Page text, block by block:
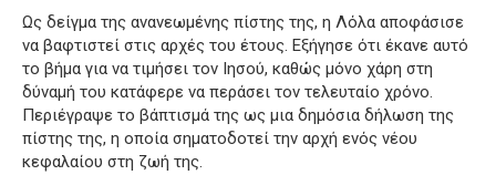
Ως δείγμα της ανανεωμένης πίστης της, η Λόλα αποφάσισε
να βαφτιστεί στις αρχές του έτους. Εξήγησε ότι έκανε αυτό
το βήμα για να τιμήσει τον Ιησού, καθώς μόνο χάρη στη
δύναμή του κατάφερε να περάσει τον τελευταίο χρόνο.
Περιέγραψε το βάπτισμά της ως μια δημόσια δήλωση της
πίστης της, η οποία σηματοδοτεί την αρχή ενός νέου
κεφαλαίου στη ζωή της.